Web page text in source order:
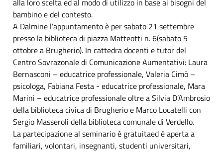
bambino e del contesto.
A Dalmine l’appuntamento è per sabato 21 settembre
presso la biblioteca di piazza Matteotti n. 6(sabato 5
ottobre a Brugherio). In cattedra docenti e tutor del
Centro Sovrazonale di Comunicazione Aumentativi: Laura
Bernasconi – educatrice professionale, Valeria Cimò –
psicologa, Fabiana Festa - educatrice professionale, Mara
Marini – educatrice professionale oltre a Silvia D’Ambrosio
della biblioteca civica di Brugherio e Marco Locatelli con
Sergio Masseroli della biblioteca comunale di Verdello.
La partecipazione al seminario è gratuitaed è aperta a
familiari, volontari, insegnanti, studenti universitari,